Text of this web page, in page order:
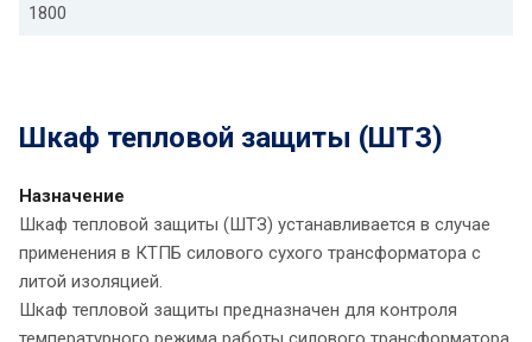
1800
Шкаф тепловой защиты (ШТЗ)
Назначение
Шкаф тепловой защиты (ШТЗ) устанавливается в случае
применения в КТПБ силового сухого трансформатора с
литой изоляцией.
Шкаф тепловой защиты предназначен для контроля